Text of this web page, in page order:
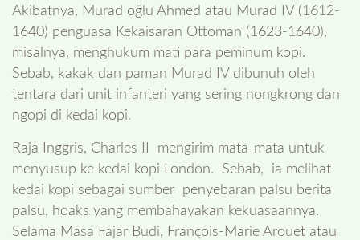
Akibatnya, Murad oğlu Ahmed atau Murad IV (1612-
1640) penguasa Kekaisaran Ottoman (1623-1640),
misalnya, menghukum mati para peminum kopi.
Sebab, kakak dan paman Murad IV dibunuh oleh
tentara dari unit infanteri yang sering nongkrong dan
ngopi di kedai kopi.
Raja Inggris, Charles II mengirim mata-mata untuk
menyusup ke kedai kopi London. Sebab, ia melihat
kedai kopi sebagai sumber penyebaran palsu berita
palsu, hoaks yang membahayakan kekuasaannya.
Selama Masa Fajar Budi, François-Marie Arouet atau